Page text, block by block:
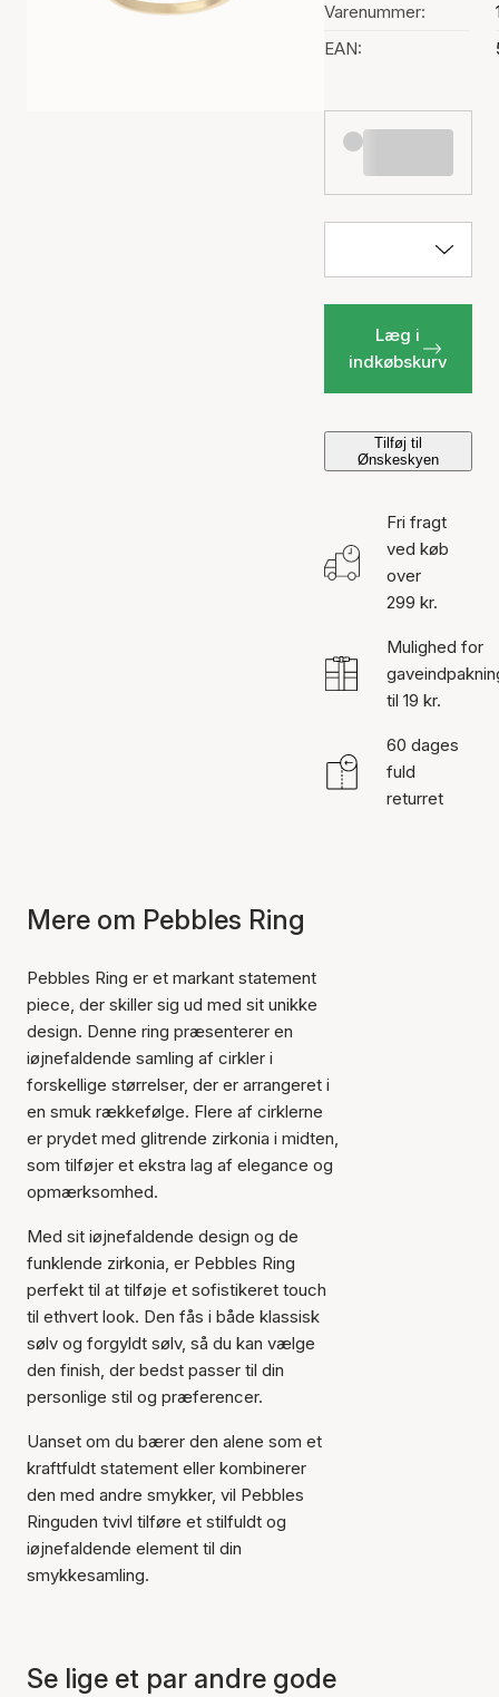
Varenummer:
EAN:
Læg i
indkøbskurv
Tilføj til
Ønskeskyen
Fri fragt
ved køb
over
299 kr.
Mulighed for
til 19 kr.
60 dages
fuld
returret
Mere om Pebbles Ring
Pebbles Ring er et markant statement
piece, der skiller sig ud med sit unikke
design. Denne ring præsenterer en
iøjnefaldende samling af cirkler i
forskellige størrelser, der er arrangeret i
en smuk rækkefølge. Flere af cirklerne
er prydet med glitrende zirkonia i midten,
som tilføjer et ekstra lag af elegance og
opmærksomhed.
Med sit iøjnefaldende design og de
funklende zirkonia, er Pebbles Ring
perfekt til at tilføje et sofistikeret touch
til ethvert look. Den fås i både klassisk
sølv og forgyldt sølv, så du kan vælge
den finish, der bedst passer til din
personlige stil og præferencer.
Uanset om du bærer den alene som et
kraftfuldt statement eller kombinerer
den med andre smykker, vil Pebbles
Ringuden tvivl tilføre et stilfuldt og
iøjnefaldende element til din
smykkesamling.
Se lige et par andre gode